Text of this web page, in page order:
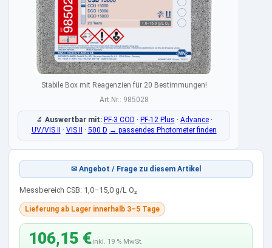
Stabile Box mit Reagenzien für 20 Bestimmungen!
Art.Nr.: 985028
🔬 Auswertbar mit: PF-3 COD · PF-12 Plus · Advance·
UV/VIS II
· VIS II · 500 D → passendes Photometer finden
✉ Angebot / Frage zu diesem Artikel
Messbereich CSB: 1,0–15,0 g/L O₂
Lieferung ab Lager innerhalb 3–5 Tage
106,15 €inkl. 19 % MwSt.